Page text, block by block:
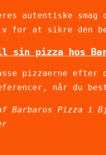
autentiske
for at sikre den
sin pizza hos
pizzaerne efter
når du
Barbaros Pizza i